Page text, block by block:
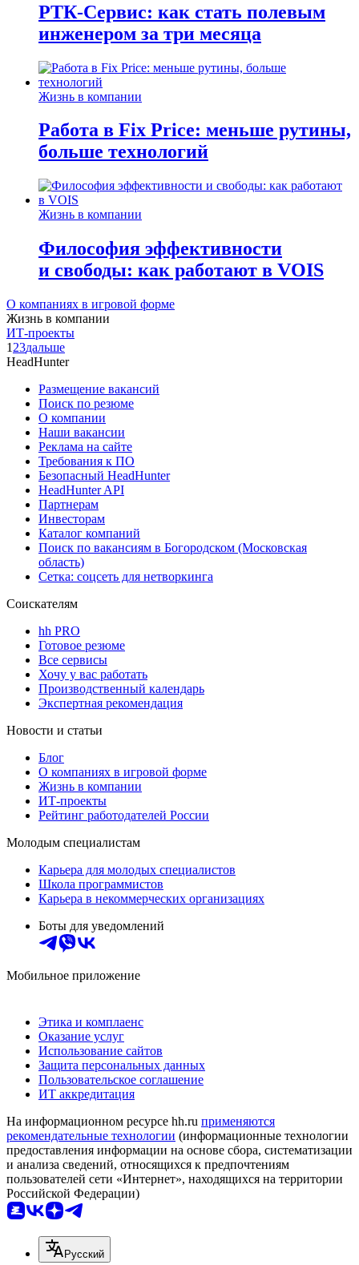
РТК-Сервис: как стать полевым
инженером за три месяца
Жизнь в компании
Работа в Fix Price: меньше рутины,
больше технологий
Жизнь в компании
Философия эффективности
и свободы: как работают в VOIS
О компаниях в игровой форме
Жизнь в компании
ИТ-проекты
1 23дальше
HeadHunter
Размещение вакансий
Поиск по резюме
О компании
Наши вакансии
Реклама на сайте
Требования к ПО
Безопасный HeadHunter
HeadHunter API
Партнерам
Инвесторам
Каталог компаний
Поиск по вакансиям в Богородском (Московская
область)
Сетка: соцсеть для нетворкинга
Соискателям
hh PRO
Готовое резюме
Все сервисы
Хочу у вас работать
Производственный календарь
Экспертная рекомендация
Новости и статьи
Блог
О компаниях в игровой форме
Жизнь в компании
ИТ-проекты
Рейтинг работодателей России
Молодым специалистам
Карьера для молодых специалистов
Школа программистов
Карьера в некоммерческих организациях
Боты для уведомлений
Мобильное приложение
Этика и комплаенс
Оказание услуг
Использование сайтов
Защита персональных данных
Пользовательское соглашение
ИТ аккредитация
На информационном ресурсе hh.ru применяются
рекомендательные технологии (информационные технологии
предоставления информации на основе сбора, систематизации
и анализа сведений, относящихся к предпочтениям
пользователей сети «Интернет», находящихся на территории
Российской Федерации)
Русский